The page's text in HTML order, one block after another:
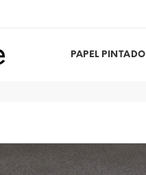
PAPEL PINTADO